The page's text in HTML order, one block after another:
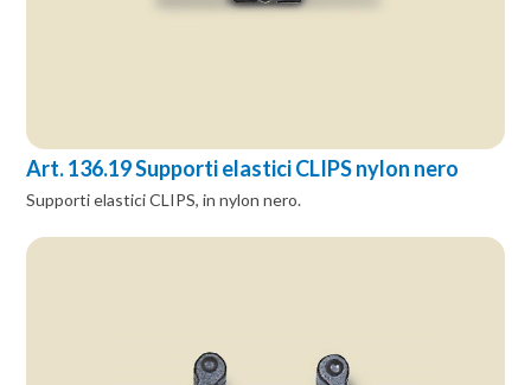
Art. 136.19 Supporti elastici CLIPS nylon nero
Supporti elastici CLIPS, in nylon nero.